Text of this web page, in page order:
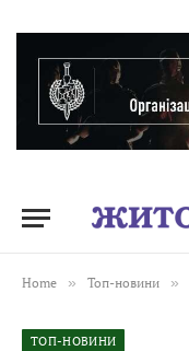
Home » Топ-новини »
ТОП-НОВИНИ